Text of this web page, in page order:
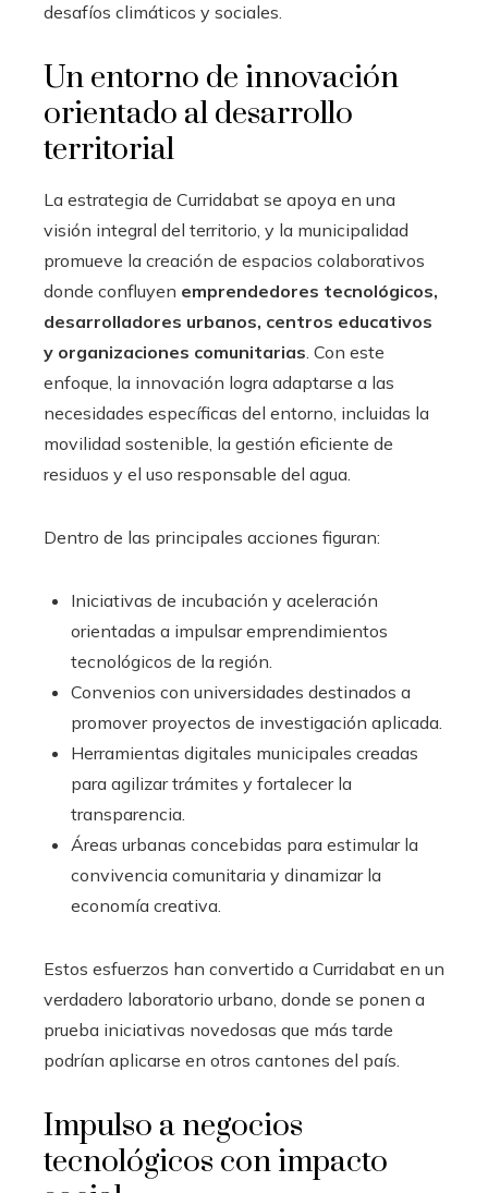
desafíos climáticos y sociales.
Un entorno de innovación
orientado al desarrollo
territorial
La estrategia de Curridabat se apoya en una
visión integral del territorio, y la municipalidad
promueve la creación de espacios colaborativos
donde confluyen emprendedores tecnológicos,
desarrolladores urbanos, centros educativos
y organizaciones comunitarias. Con este
enfoque, la innovación logra adaptarse a las
necesidades específicas del entorno, incluidas la
movilidad sostenible, la gestión eficiente de
residuos y el uso responsable del agua.
Dentro de las principales acciones figuran:
Iniciativas de incubación y aceleración
orientadas a impulsar emprendimientos
tecnológicos de la región.
Convenios con universidades destinados a
promover proyectos de investigación aplicada.
Herramientas digitales municipales creadas
para agilizar trámites y fortalecer la
transparencia.
Áreas urbanas concebidas para estimular la
convivencia comunitaria y dinamizar la
economía creativa.
Estos esfuerzos han convertido a Curridabat en un
verdadero laboratorio urbano, donde se ponen a
prueba iniciativas novedosas que más tarde
podrían aplicarse en otros cantones del país.
Impulso a negocios
tecnológicos con impacto